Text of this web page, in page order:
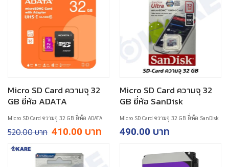
Micro SD Card ความจุ 32
GB ยี่ห้อ ADATA
520.00 Original
price
410.00 Current
price
Micro SD Card ความจุ 32 GB ยี่ห้อ ADATA
Micro SD Card ความจุ 32
GB ยี่ห้อ SanDisk
490.00
Micro SD Card ความจุ 32 GB ยี่ห้อ SanDisk